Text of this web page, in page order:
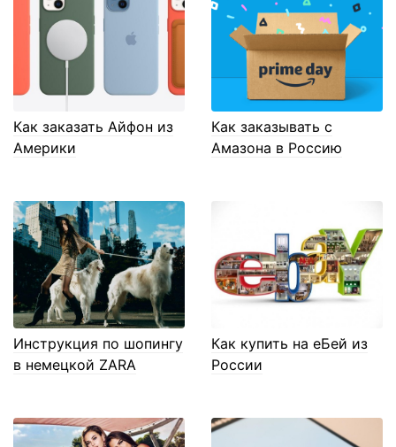
Как заказать Айфон из
Америки
Как заказывать с
Амазона в Россию
Инструкция по шопингу
в немецкой ZARA
Как купить на еБей из
России